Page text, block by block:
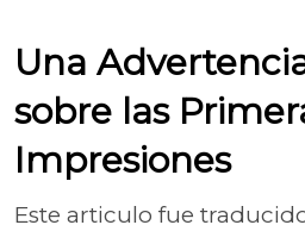
Una
sobre las
Impresiones
Este articulo fue